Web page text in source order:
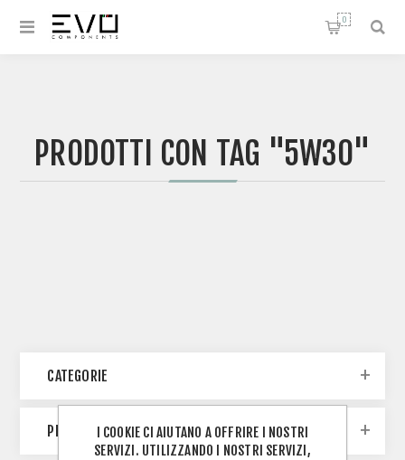
0
PRODOTTI CON TAG "5W30"
CATEGORIE
PRODUTTORII COOKIE CI AIUTANO A OFFRIRE I NOSTRI
SERVIZI. UTILIZZANDO I NOSTRI SERVIZI,